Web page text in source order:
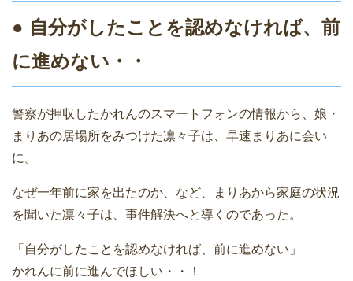
● 自分がしたことを認めなければ、前
に進めない・・
警察が押収したかれんのスマートフォンの情報から、娘・
まりあの居場所をみつけた凛々子は、早速まりあに会い
に。
なぜ一年前に家を出たのか、など、まりあから家庭の状況
を聞いた凛々子は、事件解決へと導くのであった。
「自分がしたことを認めなければ、前に進めない」
かれんに前に進んでほしい・・！